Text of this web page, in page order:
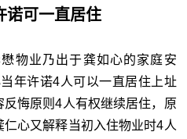
诺可一直居住
物业乃出于龚如心的家庭安
年许诺4人可以一直居住上址
悔原则4人有权继续居住，原
心又解释当初入住物业时4人